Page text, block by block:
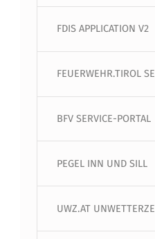
FDIS APPLICATION V2
FEUERWEHR.TIROL
BFV SERVICE-PORTAL
PEGEL INN UND SILL
UWZ.AT